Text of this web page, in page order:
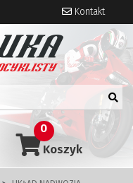
Kontakt
Koszyk
0